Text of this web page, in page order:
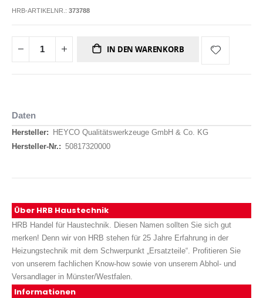
HRB-ARTIKELNR.: 373788
IN DEN WARENKORB
Daten
Daten
HEYCO Qualitätswerkzeuge GmbH & Co. KG
50817320000
Über HRB Haustechnik
HRB Handel für Haustechnik. Diesen Namen sollten Sie sich gut
merken! Denn wir von HRB stehen für 25 Jahre Erfahrung in der
Heizungstechnik mit dem Schwerpunkt „Ersatzteile“. Profitieren Sie
von unserem fachlichen Know-how sowie von unserem Abhol- und
Versandlager in Münster/Westfalen.
Informationen